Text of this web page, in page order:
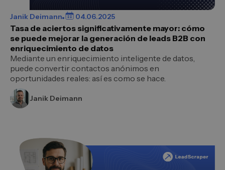
Janik Deimann 04.06.2025
Tasa de aciertos significativamente mayor: cómo
se puede mejorar la generación de leads B2B con
enriquecimiento de datos
Mediante un enriquecimiento inteligente de datos,
puede convertir contactos anónimos en
oportunidades reales: así es como se hace.
Janik Deimann